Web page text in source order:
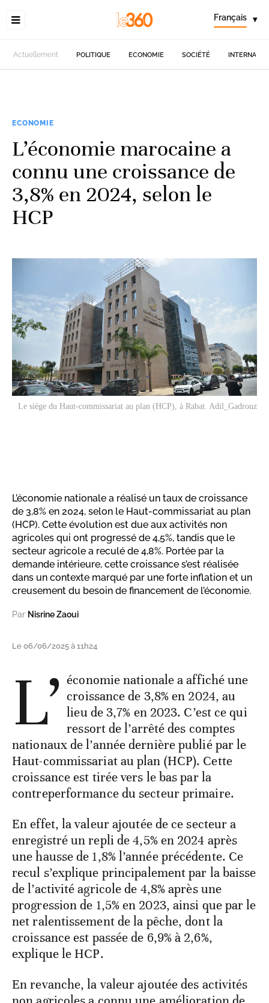
Français ▾
Actuellement POLITIQUE ECONOMIE SOCIÉTÉ
ECONOMIE
L’économie marocaine a
connu une croissance de
3,8% en 2024, selon le
HCP
Le siège du Haut-commissariat au plan (HCP), à Rabat. Adil_Gadrouz
L’économie nationale a réalisé un taux de croissance
de 3,8% en 2024, selon le Haut-commissariat au plan
(HCP). Cette évolution est due aux activités non
agricoles qui ont progressé de 4,5%, tandis que le
secteur agricole a reculé de 4,8%. Portée par la
demande intérieure, cette croissance s’est réalisée
dans un contexte marqué par une forte inflation et un
creusement du besoin de financement de l’économie.
Par Nisrine Zaoui
Le 06/06/2025 à 11h24
L’ économie nationale a affiché une
croissance de 3,8% en 2024, au
lieu de 3,7% en 2023. C’est ce qui
ressort de l’arrêté des comptes
nationaux de l’année dernière publié par le
Haut-commissariat au plan (HCP). Cette
croissance est tirée vers le bas par la
contreperformance du secteur primaire.
En effet, la valeur ajoutée de ce secteur a
enregistré un repli de 4,5% en 2024 après
une hausse de 1,8% l’année précédente. Ce
recul s’explique principalement par la baisse
de l’activité agricole de 4,8% après une
progression de 1,5% en 2023, ainsi que par le
net ralentissement de la pêche, dont la
croissance est passée de 6,9% à 2,6%,
explique le HCP.
En revanche, la valeur ajoutée des activités